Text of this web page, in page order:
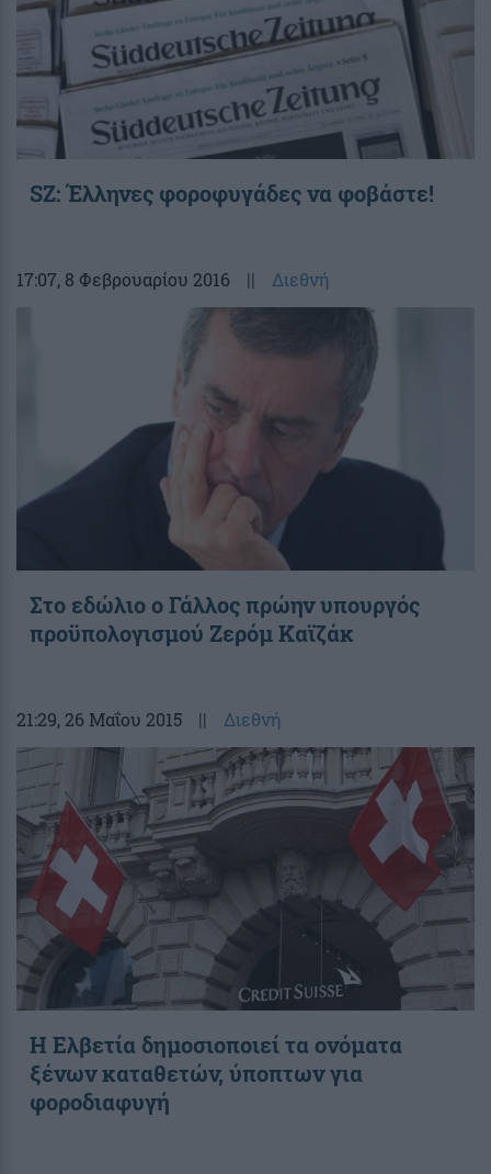
SZ: Έλληνες φοροφυγάδες να φοβάστε!
17:07, 8 Φεβρουαρίου 2016 || Διεθνή
Στο εδώλιο ο Γάλλος πρώην υπουργός
προϋπολογισμού Ζερόμ Καϊζάκ
21:29, 26 Μαΐου 2015 || Διεθνή
Η Ελβετία δημοσιοποιεί τα ονόματα
ξένων καταθετών, ύποπτων για
φοροδιαφυγή